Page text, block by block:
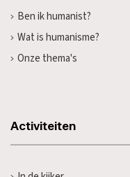
Ben ik humanist?
Wat is humanisme?
Onze thema's
Activiteiten